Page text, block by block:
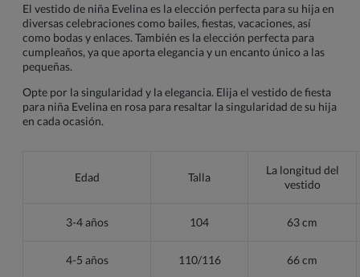
El vestido de niña Evelina es la elección perfecta para su hija en
diversas celebraciones como bailes, fiestas, vacaciones, así
como bodas y enlaces. También es la elección perfecta para
cumpleaños, ya que aporta elegancia y un encanto único a las
pequeñas.
Opte por la singularidad y la elegancia. Elija el vestido de fiesta
para niña Evelina en rosa para resaltar la singularidad de su hija
en cada ocasión.
Edad Talla
La longitud del
vestido
3-4 años 104 63 cm
4-5 años 110/116 66 cm